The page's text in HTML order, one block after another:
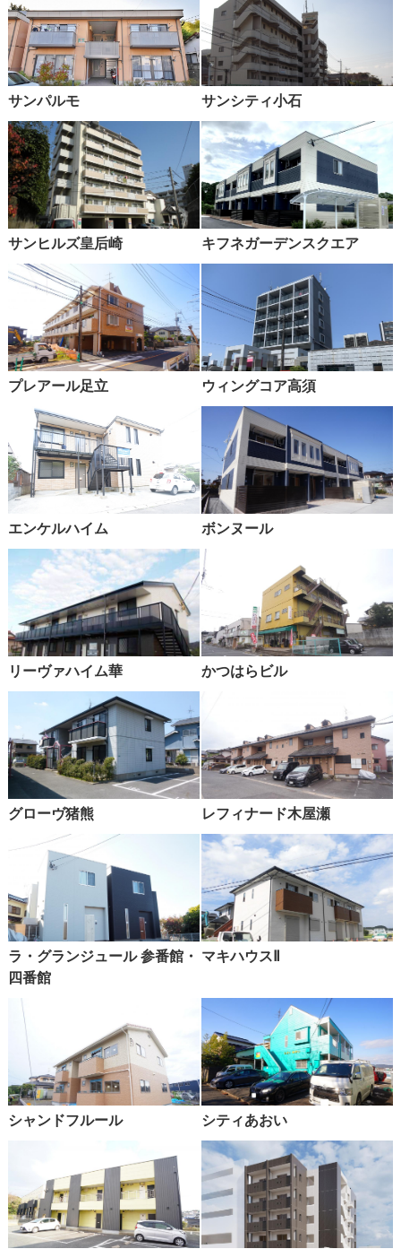
サンパルモ サンシティ小石
サンヒルズ皇后崎 キフネガーデンスクエア
プレアール足立 ウィングコア高須
エンケルハイム ボンヌール
リーヴァハイム華 かつはらビル
グローヴ猪熊 レフィナード木屋瀬
ラ・グランジュール 参番館・
四番館
マキハウスⅡ
シャンドフルール シティあおい